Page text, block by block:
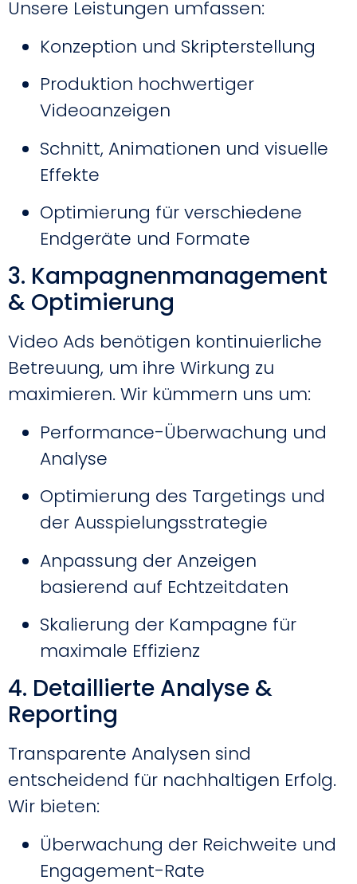
Unsere Leistungen umfassen:
Konzeption und Skripterstellung
Produktion hochwertiger
Videoanzeigen
Schnitt, Animationen und visuelle
Effekte
Optimierung für verschiedene
Endgeräte und Formate
3. Kampagnenmanagement
& Optimierung
Video Ads benötigen kontinuierliche
Betreuung, um ihre Wirkung zu
maximieren. Wir kümmern uns um:
Performance-Überwachung und
Analyse
Optimierung des Targetings und
der Ausspielungsstrategie
Anpassung der Anzeigen
basierend auf Echtzeitdaten
Skalierung der Kampagne für
maximale Effizienz
4. Detaillierte Analyse &
Reporting
Transparente Analysen sind
entscheidend für nachhaltigen Erfolg.
Wir bieten:
Überwachung der Reichweite und
Engagement-Rate